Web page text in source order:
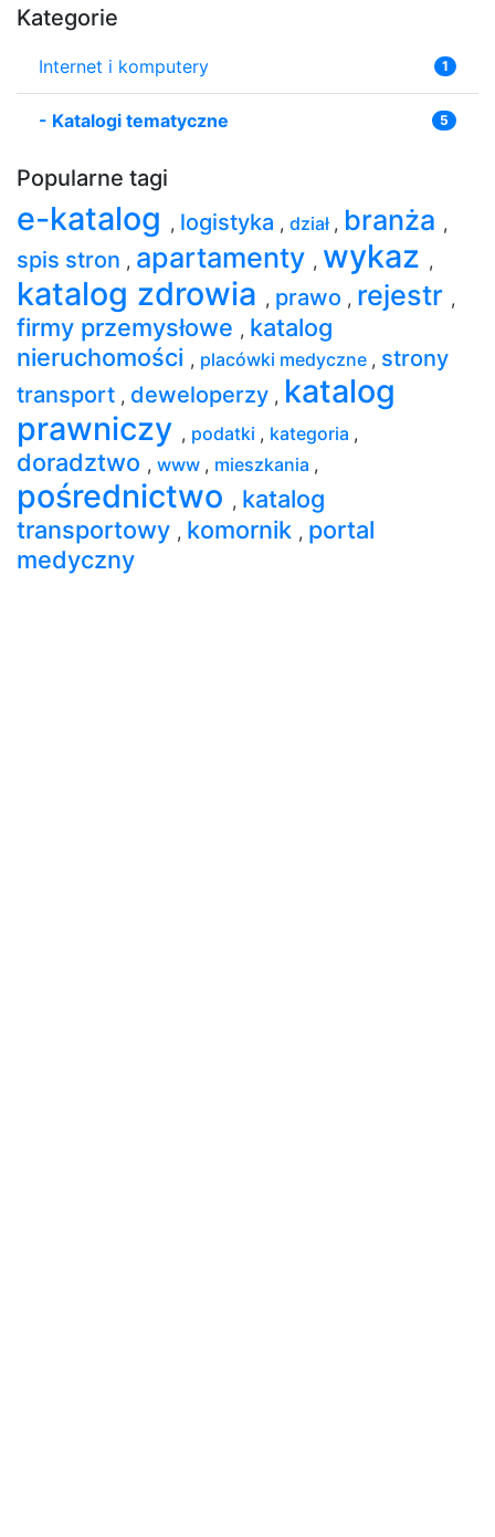
Kategorie
Internet i komputery 1
- Katalogi tematyczne 5
Popularne tagi
e-katalog , logistyka , dział , branża ,
spis stron , apartamenty , wykaz ,
katalog zdrowia , prawo , rejestr ,
firmy przemysłowe , katalog
nieruchomości , placówki medyczne , strony
transport , deweloperzy , katalog
prawniczy , podatki , kategoria ,
doradztwo , www , mieszkania ,
pośrednictwo , katalog
transportowy , komornik , portal
medyczny